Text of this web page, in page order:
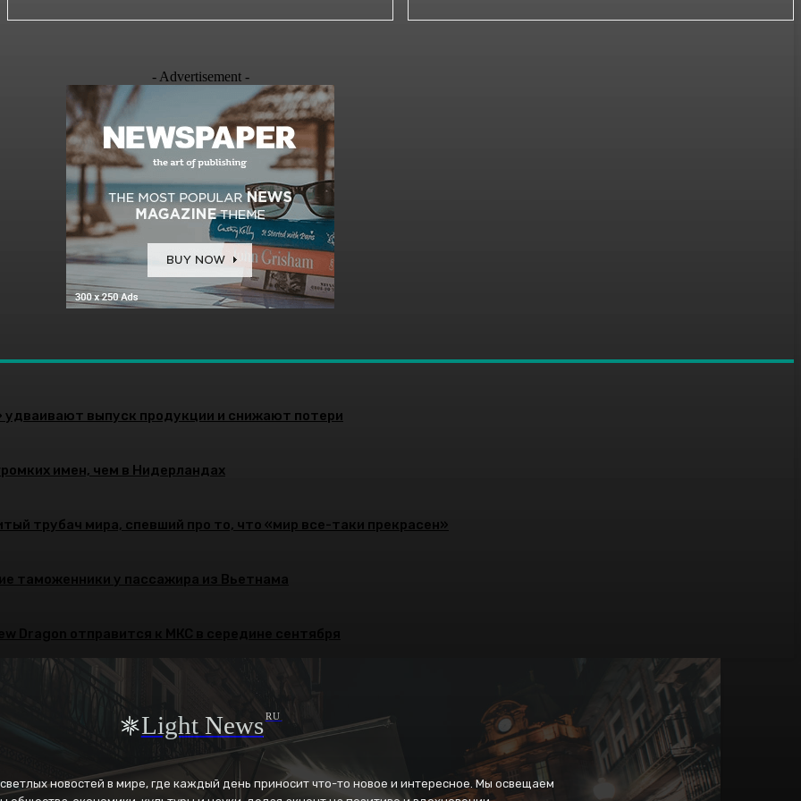
- Advertisement -
выпуск продукции и снижают потери
имен, чем в Нидерландах
трубач мира, спевший про то, что «мир все-таки прекрасен»
таможенники у пассажира из Вьетнама
Light NewsRU
новостей в мире, где каждый день приносит что-то новое и интересное. Мы освещаем